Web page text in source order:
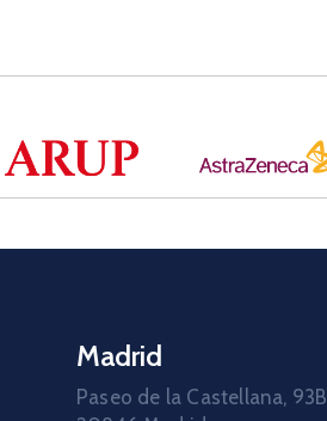
Madrid
Paseo de la Castellana, 93B